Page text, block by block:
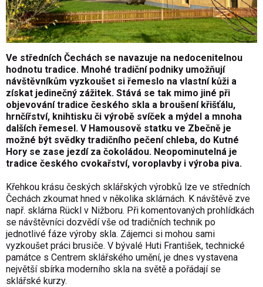
Ve středních Čechách se navazuje na nedocenitelnou
hodnotu tradice. Mnohé tradiční podniky umožňují
návštěvníkům vyzkoušet si řemeslo na vlastní kůži a
získat jedinečný zážitek. Stává se tak mimo jiné při
objevování tradice českého skla a broušení křišťálu,
hrnčířství, knihtisku či výrobě svíček a mýdel a mnoha
dalších řemesel. V Hamousově statku ve Zbečně je
možné být svědky tradičního pečení chleba, do Kutné
Hory se zase jezdí za čokoládou. Neopominutelná je
tradice českého cvokařství, voroplavby i výroba piva.
Křehkou krásu českých sklářských výrobků lze ve středních
Čechách zkoumat hned v několika sklárnách. K návštěvě zve
např. sklárna Rückl v Nižboru. Při komentovaných prohlídkách
se návštěvníci dozvědí vše od tradičních technik po
jednotlivé fáze výroby skla. Zájemci si mohou sami
vyzkoušet práci brusiče. V bývalé Huti František, technické
památce s Centrem sklářského umění, je dnes vystavena
největší sbírka moderního skla na světě a pořádají se
sklářské kurzy.